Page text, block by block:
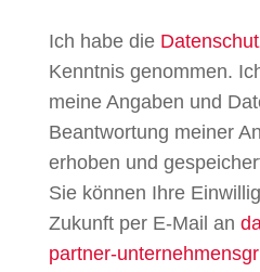
Ich habe die
Kenntnis genommen.
meine Angaben und
Beantwortung meiner
erhoben und
Sie können Ihre
Zukunft per E-Mail an
partner-